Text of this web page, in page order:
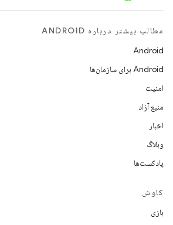
مطالب بیشتر درباره ANDROID
Android
Android برای سازمان‌ها
امنیت
منبع آزاد
اخبار
وبلاگ
پادکست‌ها
کاوش
بازی